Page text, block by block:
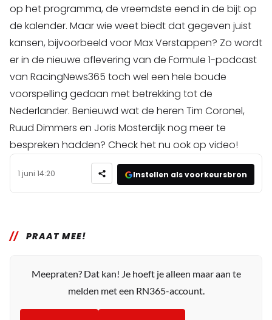
op het programma, de vreemdste eend in de bijt op
de kalender. Maar wie weet biedt dat gegeven juist
kansen, bijvoorbeeld voor Max Verstappen? Zo wordt
er in de nieuwe aflevering van de Formule 1-podcast
van RacingNews365 toch wel een hele boude
voorspelling gedaan met betrekking tot de
Nederlander. Benieuwd wat de heren Tim Coronel,
Ruud Dimmers en Joris Mosterdijk nog meer te
bespreken hadden? Check het nu ook op video!
1 juni 14:20 Instellen als voorkeursbron
PRAAT MEE!
Meepraten? Dat kan! Je hoeft je alleen maar aan te
melden met een RN365-account.